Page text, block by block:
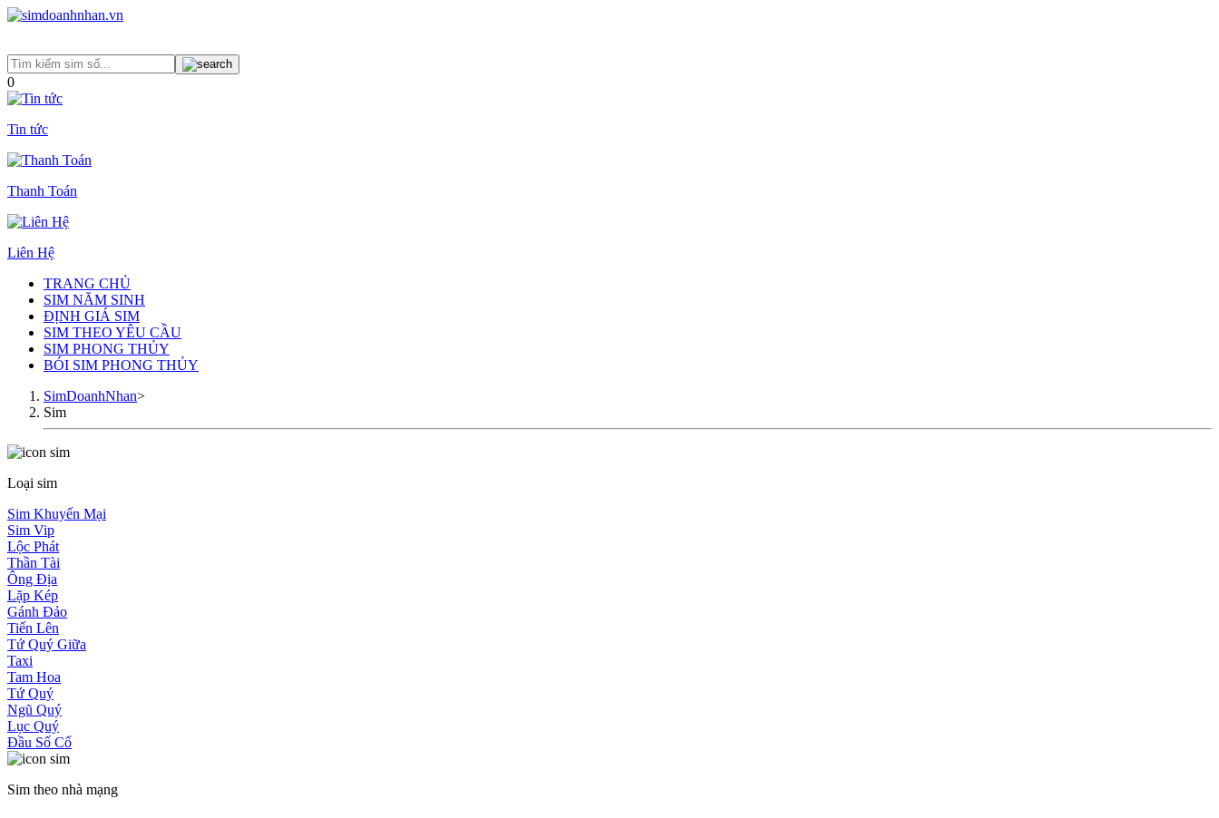
0
Tin tức
Thanh Toán
Liên Hệ
TRANG CHỦ
SIM NĂM SINH
ĐỊNH GIÁ SIM
SIM THEO YÊU CẦU
SIM PHONG THỦY
BÓI SIM PHONG THỦY
SimDoanhNhan>
Sim
Loại sim
Sim Khuyến Mại
Sim Vip
Lộc Phát
Thần Tài
Ông Địa
Lặp Kép
Gánh Đảo
Tiến Lên
Tứ Quý Giữa
Taxi
Tam Hoa
Tứ Quý
Ngũ Quý
Lục Quý
Đầu Số Cổ
Sim theo nhà mạng